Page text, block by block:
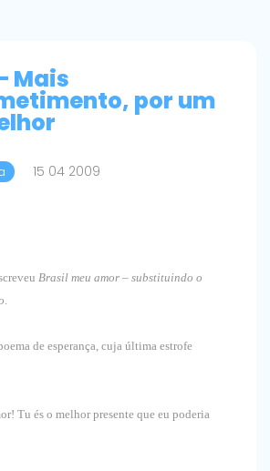
Mais
por um
15 04 2009
Brasil meu amor – substituindo o
.
de esperança, cuja última estrofe
Tu és o melhor presente que eu poderia